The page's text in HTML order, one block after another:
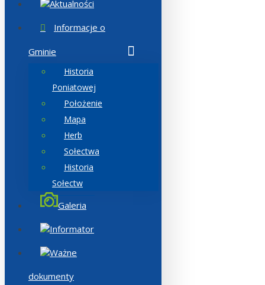
Aktualności
Informacje o
Gminie
Historia
Poniatowej
Położenie
Mapa
Herb
Sołectwa
Historia
Sołectw
Galeria
Informator
Ważne
dokumenty